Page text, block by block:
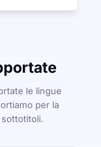
le lingue
per la